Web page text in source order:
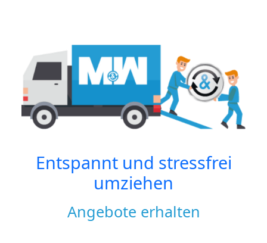
Entspannt und stressfrei
umziehen
Angebote erhalten